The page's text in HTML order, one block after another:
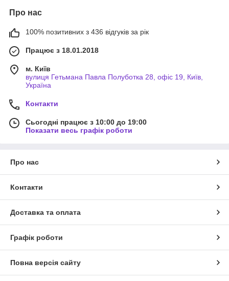
Про нас
100% позитивних з 436 відгуків за рік
Працює з 18.01.2018
м. Київ
вулиця Гетьмана Павла Полуботка 28, офіс 19, Київ,
Україна
Контакти
Сьогодні працює з 10:00 до 19:00
Показати весь графік роботи
Про нас
Контакти
Доставка та оплата
Графік роботи
Повна версія сайту